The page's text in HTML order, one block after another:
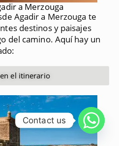
a Merzouga
Agadir a Merzouga te
destinos y paisajes
del camino. Aquí hay un
el itinerario
Contact us